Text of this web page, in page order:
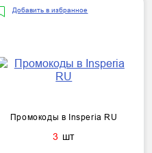
Добавить в избранное
Промокоды в Insperia RU
3 шт